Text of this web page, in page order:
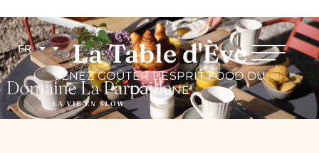
FR La Table d'Ève
VENEZ GOÛTER L’ESPRIT FOOD DU
DOMAINE